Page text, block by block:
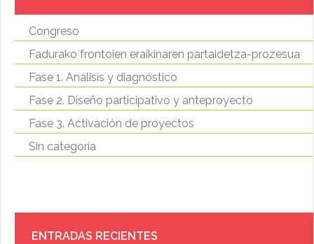
Congreso
Fadurako frontoien eraikinaren partaidetza-prozesua
Fase 1. Análisis y diagnóstico
Fase 2. Diseño participativo y anteproyecto
Fase 3. Activación de proyectos
Sin categoría
ENTRADAS RECIENTES